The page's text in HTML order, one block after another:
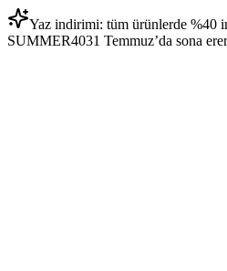
Yaz indirimi: tüm ürünlerde %40
SUMMER4031 Temmuz’da sona erer